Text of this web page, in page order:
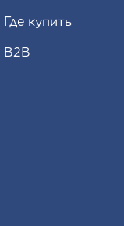
Где купить
B2B